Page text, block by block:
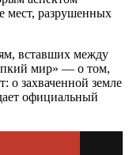
мест, разрушенных
вставших между
мир» — о том,
о захваченной земле
официальный